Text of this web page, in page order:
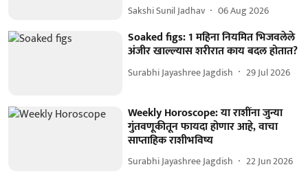
Sakshi Sunil Jadhav 06 Aug 2026
Soaked figs: 1 महिना नियमित भिजवलेले
अंजीर खाल्ल्यास शरीरात काय बदल होतात?
Surabhi Jayashree Jagdish 29 Jul 2026
Weekly Horoscope: या राशींना जुन्या
गुंतवणूकीतून फायदा होणार आहे, वाचा
साप्ताहिक राशीभविष्य
Surabhi Jayashree Jagdish 22 Jun 2026